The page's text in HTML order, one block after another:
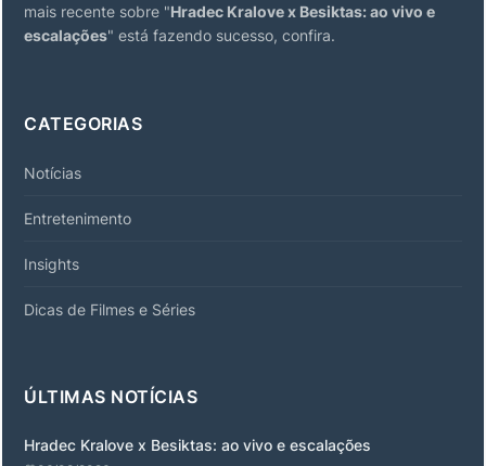
mais recente sobre "Hradec Kralove x Besiktas: ao vivo e
escalações" está fazendo sucesso, confira.
CATEGORIAS
Notícias
Entretenimento
Insights
Dicas de Filmes e Séries
ÚLTIMAS NOTÍCIAS
Hradec Kralove x Besiktas: ao vivo e escalações